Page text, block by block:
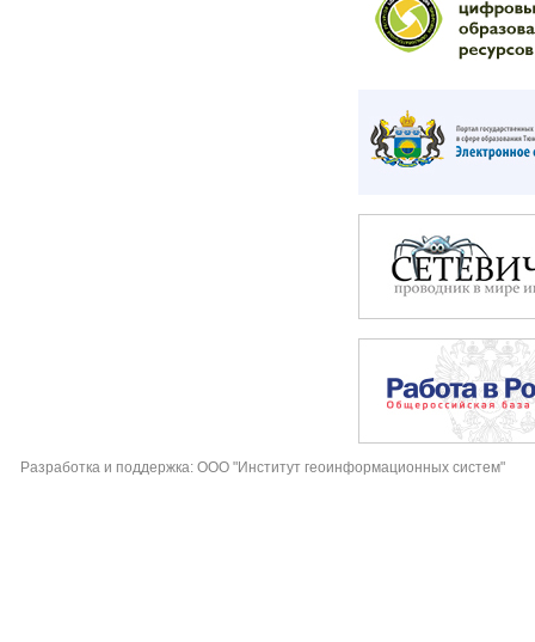
Разработка и поддержка: ООО "Институт геоинформационных систем"